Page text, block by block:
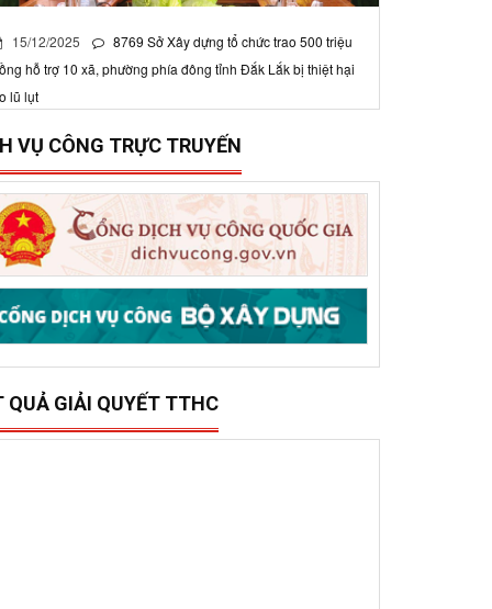
Xây dựng tổ chức trao 500 triệu đồng hỗ trợ 10
phường phía đông tỉnh Đắk Lắk bị thiệt hại do lũ
VỤ CÔNG TRỰC TRUYẾN